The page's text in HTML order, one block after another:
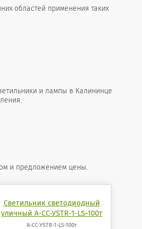
областей применения таких
и лампы в Калининце
и предложением цены.
Светильник светодиодный
уличный А-СС-УSTR-1-LS-100т
А-СС-УSTR-1-LS-100т